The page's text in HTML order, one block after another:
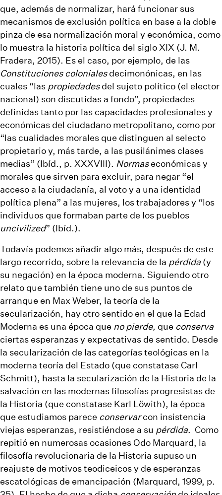
que, además de normalizar, hará funcionar sus
mecanismos de exclusión política en base a la doble
pinza de esa normalización moral y económica, como
lo muestra la historia política del siglo XIX (J. M.
Fradera, 2015). Es el caso, por ejemplo, de las
Constituciones colonialesdecimonónicas, en las
cuales “las propiedadesdel sujeto político (el elector
nacional) son discutidas a fondo”, propiedades
definidas tanto por las capacidades profesionales y
económicas del ciudadano metropolitano, como por
“las cualidades morales que distinguen al selecto
propietario y, más tarde, a las pusilánimes clases
medias” (Ibíd., p. XXXVIII). Normaseconómicas y
morales que sirven para excluir, para negar “el
acceso a la ciudadanía, al voto y a una identidad
política plena” a las mujeres, los trabajadores y “los
individuos que formaban parte de los pueblos
uncivilized” (Ibíd.).
Todavía podemos añadir algo más, después de este
largo recorrido, sobre la relevancia de la pérdida (y
su negación) en la época moderna. Siguiendo otro
relato que también tiene uno de sus puntos de
arranque en Max Weber, la teoría de la
secularización, hay otro sentido en el que la Edad
Moderna es una época que no pierde, que conserva
ciertas esperanzas y expectativas de sentido. Desde
la secularización de las categorías teológicas en la
moderna teoría del Estado (que constatase Carl
Schmitt), hasta la secularización de la Historia de la
salvación en las modernas filosofías progresistas de
la Historia (que constatase Karl Löwith), la época
que estudiamos parece conservarcon insistencia
viejas esperanzas, resistiéndose a su pérdida. Como
repitió en numerosas ocasiones Odo Marquard, la
filosofía revolucionaria de la Historia supuso un
reajuste de motivos teodiceicos y de esperanzas
escatológicas de emancipación (Marquard, 1999, p.